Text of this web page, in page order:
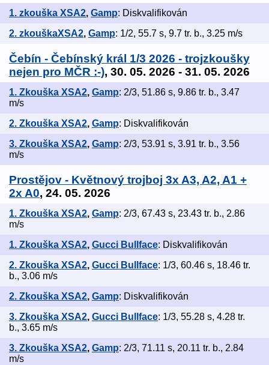
1. zkouška XSA2, Gamp: Diskvalifikován
2. zkouškaXSA2, Gamp: 1/2, 55.7 s, 9.7 tr. b., 3.25 m/s
Čebín - Čebínský král 1/3 2026 - trojzkoušky
nejen pro MČR :-), 30. 05. 2026 - 31. 05. 2026
1. Zkouška XSA2, Gamp: 2/3, 51.86 s, 9.86 tr. b., 3.47
m/s
2. Zkouška XSA2, Gamp: Diskvalifikován
3. Zkouška XSA2, Gamp: 2/3, 53.91 s, 3.91 tr. b., 3.56
m/s
Prostějov - Květnový trojboj 3x A3, A2, A1 +
2x A0, 24. 05. 2026
1. Zkouška XSA2, Gamp: 2/3, 67.43 s, 23.43 tr. b., 2.86
m/s
1. Zkouška XSA2, Gucci Bullface: Diskvalifikován
2. Zkouška XSA2, Gucci Bullface: 1/3, 60.46 s, 18.46 tr.
b., 3.06 m/s
2. Zkouška XSA2, Gamp: Diskvalifikován
3. Zkouška XSA2, Gucci Bullface: 1/3, 55.28 s, 4.28 tr.
b., 3.65 m/s
3. Zkouška XSA2, Gamp: 2/3, 71.11 s, 20.11 tr. b., 2.84
m/s